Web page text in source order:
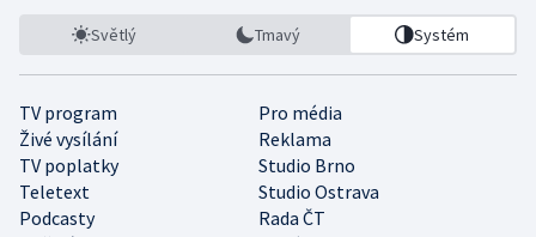
Světlý Tmavý Systém
TV program
Pro média
Živé vysílání
Reklama
TV poplatky
Studio Brno
Teletext
Studio Ostrava
Podcasty
Rada ČT